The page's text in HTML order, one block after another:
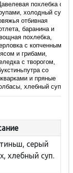
похлебка с
холодный суп,
отбивная
баранина и
похлебка,
с копченным
и грибами,
с творогом,
со
и пряные
хлебный суп.
серый
хлебный суп.